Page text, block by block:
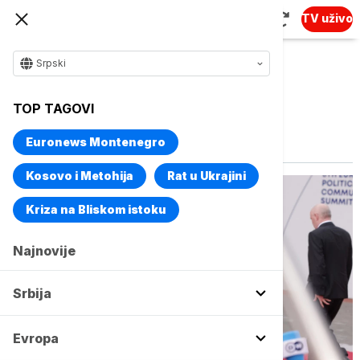
TV uživo
Srpski
TOP TAGOVI
Euronews Montenegro
Kosovo i Metohija Rat u Ukrajini
Kriza na Bliskom istoku
Najnovije
Srbija
Evropa
Vise o temi
Pristupanje